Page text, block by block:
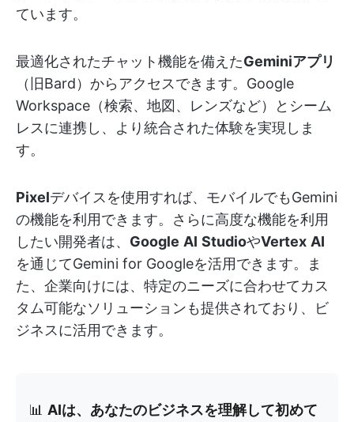
ています。
最適化されたチャット機能を備えたGeminiアプリ
（旧Bard）からアクセスできます。Google
Workspace（検索、地図、レンズなど）とシーム
レスに連携し、より統合された体験を実現しま
す。
Pixelデバイスを使用すれば、モバイルでもGemini
の機能を利用できます。さらに高度な機能を利用
したい開発者は、 Google AI StudioやVertex AI
を通じてGemini for Googleを活用できます。ま
た、企業向けには、特定のニーズに合わせてカス
タム可能なソリューションも提供されており、ビ
ジネスに活用できます。
📊 AIは、あなたのビジネスを理解して初めて